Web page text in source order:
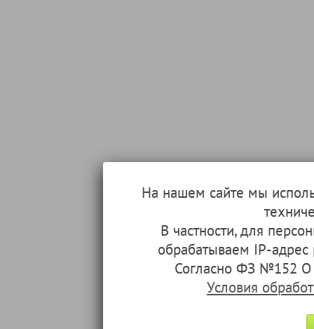
На нашем сайте мы
В частности, для
обрабатываем IP-
Согласно ФЗ №152 О
Условия